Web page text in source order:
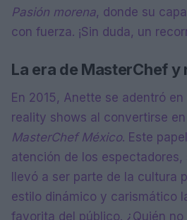
Pasión morena, donde su
con fuerza. ¡Sin duda, un
La era de MasterChef
En 2015, Anette se adentró
reality shows al convertirse
MasterChef México. Este
atención de los espectadores,
llevó a ser parte de la cultura
estilo dinámico y carismático
favorita del público. ¿Quién